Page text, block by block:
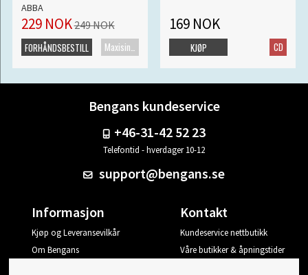
ABBA
229 NOK249 NOK
Maxisingel
FORHÅNDSBESTILL
169 NOK
CD
KJØP
Bengans kundeservice
+46-31-42 52 23
Telefontid - hverdager 10-12
support@bengans.se
Informasjon
Kjøp og Leveransevilkår
Om Bengans
Kontakt
Kundeservice nettbutikk
Våre butikker & åpningstider